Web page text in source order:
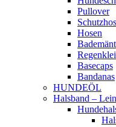
Pullover
Hosen
Basecaps
Bandanas
HUNDEÖL
Halsband –